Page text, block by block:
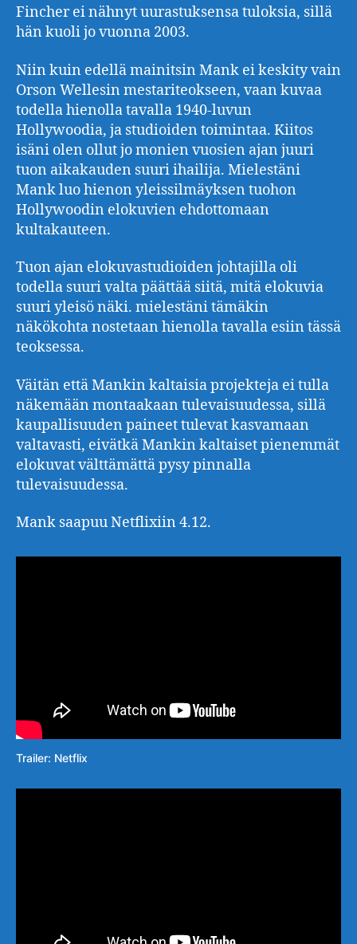
Fincher ei nähnyt uurastuksensa tuloksia, sillä
hän kuoli jo vuonna 2003.
Niin kuin edellä mainitsin Mank ei keskity vain
Orson Wellesin mestariteokseen, vaan kuvaa
todella hienolla tavalla 1940-luvun
Hollywoodia, ja studioiden toimintaa. Kiitos
isäni olen ollut jo monien vuosien ajan juuri
tuon aikakauden suuri ihailija. Mielestäni
Mank luo hienon yleissilmäyksen tuohon
Hollywoodin elokuvien ehdottomaan
kultakauteen.
Tuon ajan elokuvastudioiden johtajilla oli
todella suuri valta päättää siitä, mitä elokuvia
suuri yleisö näki. mielestäni tämäkin
näkökohta nostetaan hienolla tavalla esiin tässä
teoksessa.
Väitän että Mankin kaltaisia projekteja ei tulla
näkemään montaakaan tulevaisuudessa, sillä
kaupallisuuden paineet tulevat kasvamaan
valtavasti, eivätkä Mankin kaltaiset pienemmät
elokuvat välttämättä pysy pinnalla
tulevaisuudessa.
Mank saapuu Netflixiin 4.12.
Trailer: Netflix